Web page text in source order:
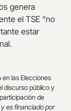
genera
el TSE “no
estar
las Elecciones
discurso público y
de
y es financiado por